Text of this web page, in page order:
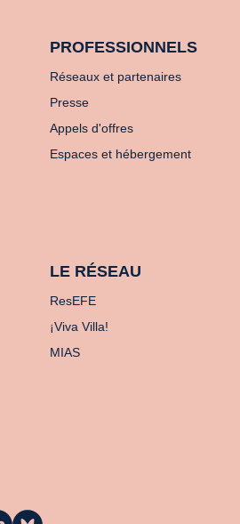
PROFESSIONNELS
Réseaux et partenaires
Presse
Appels d'offres
Espaces et hébergement
LE RÉSEAU
ResEFE
¡Viva Villa!
MIAS